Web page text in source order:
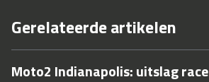
Gerelateerde artikelen
Moto2 Indianapolis: uitslag race